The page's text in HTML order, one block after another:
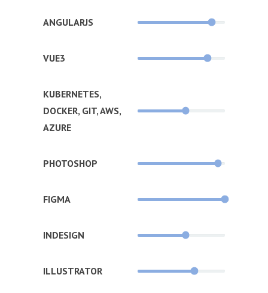
ANGULARJS
VUE3
KUBERNETES,
DOCKER, GIT, AWS,
AZURE
PHOTOSHOP
FIGMA
INDESIGN
ILLUSTRATOR